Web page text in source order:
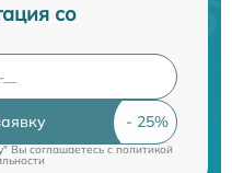
со
Вы соглашаетесь cполитикой